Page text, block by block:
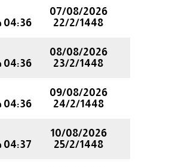
07/08/2026
22/2/1448
04:36 ص
08/08/2026
23/2/1448
04:36 ص
09/08/2026
24/2/1448
04:36 ص
10/08/2026
25/2/1448
04:37 ص